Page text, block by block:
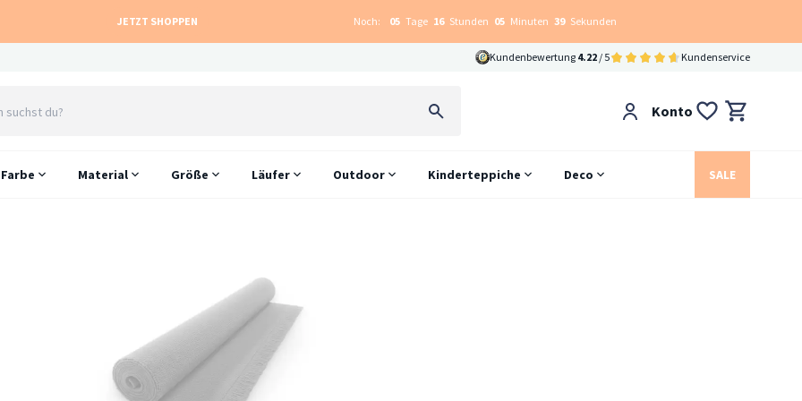
JETZT SHOPPEN Noch: 05 Tage 16 Stunden 05 Minuten 38 Sekunden
Kundenbewertung 4.22 / 5 Kundenservice
Konto
Farbe Material Größe Läufer Outdoor Kinderteppiche Deco SALE